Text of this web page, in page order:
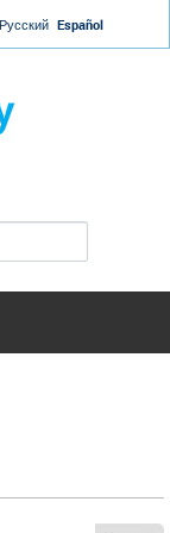
Русский Español